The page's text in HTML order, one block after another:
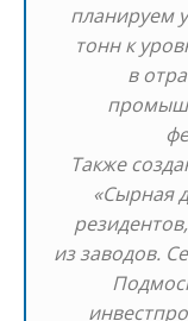
планируем
тонн к
в
Также
«Сырная
из заводов.